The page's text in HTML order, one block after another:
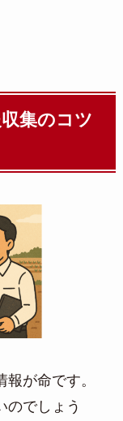
集のコツ
が命です。
のでしょう